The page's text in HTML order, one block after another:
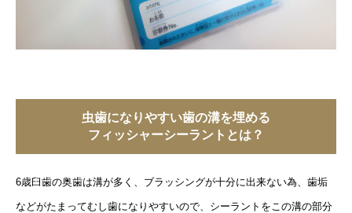
虫歯になりやすい歯の溝を埋める
フィッシャーシーラントとは？
6歳臼歯の奥歯は溝が多く、ブラッシングが十分に出来ない為、歯垢
などがたまってむし歯になりやすいので、シーラントをこの溝の部分